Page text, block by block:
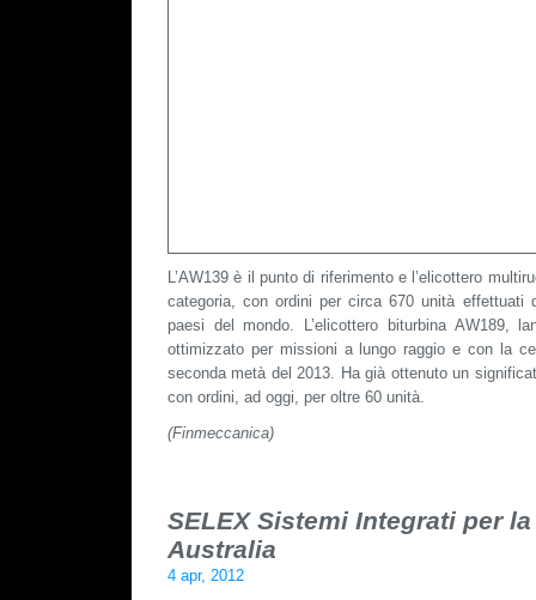
L’AW139 è il punto di riferimento e l’elicottero
categoria, con ordini per circa 670 unità effettuati
paesi del mondo. L’elicottero biturbina AW189,
ottimizzato per missioni a lungo raggio e con la
seconda metà del 2013. Ha già ottenuto un
con ordini, ad oggi, per oltre 60 unità.
(Finmeccanica)
SELEX Sistemi Integrati per
Australia
4 apr, 2012